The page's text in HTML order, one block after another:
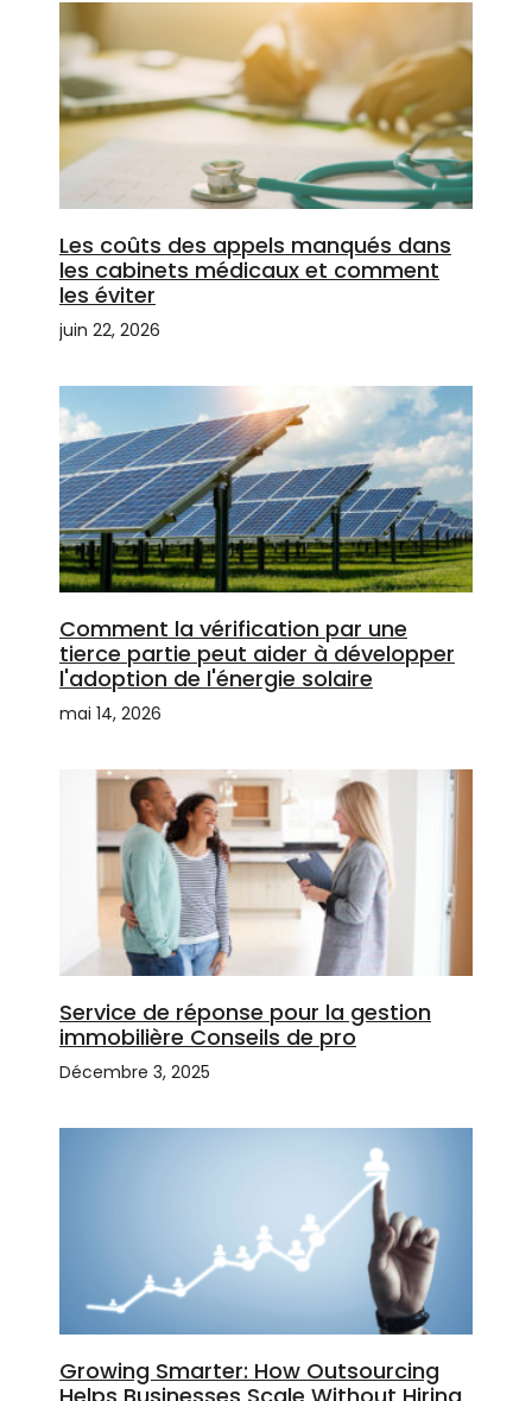
Les coûts des appels manqués dans
les cabinets médicaux et comment
les éviter
juin 22, 2026
Comment la vérification par une
tierce partie peut aider à développer
l'adoption de l'énergie solaire
mai 14, 2026
Service de réponse pour la gestion
immobilière Conseils de pro
Décembre 3, 2025
Growing Smarter: How Outsourcing